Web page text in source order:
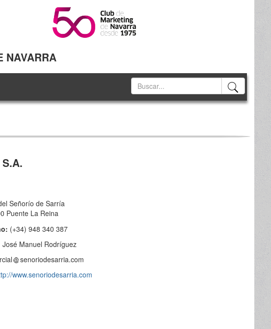
NAVARRA
Señorío de Sarría
Puente La Reina
(+34) 948 340 387
José Manuel Rodríguez
senoriodesarria.com
www.senoriodesarria.com